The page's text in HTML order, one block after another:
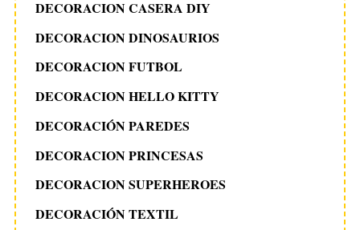
DECORACION CASERA DIY
DECORACION DINOSAURIOS
DECORACION FUTBOL
DECORACION HELLO KITTY
DECORACIÓN PAREDES
DECORACION PRINCESAS
DECORACION SUPERHEROES
DECORACIÓN TEXTIL